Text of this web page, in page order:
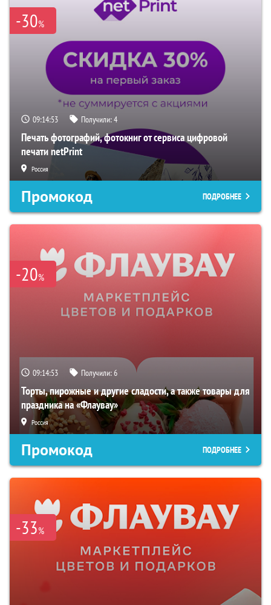
-30%
09:14:52 Получили:4
Печать фотографий, фотокниг от сервиса цифровой
печати netPrint
Россия
Промокод ПОДРОБНЕЕ
-20%
09:14:52 Получили:6
Торты, пирожные и другие сладости, а также товары для
праздника на «Флаувау»
Россия
Промокод ПОДРОБНЕЕ
-33%